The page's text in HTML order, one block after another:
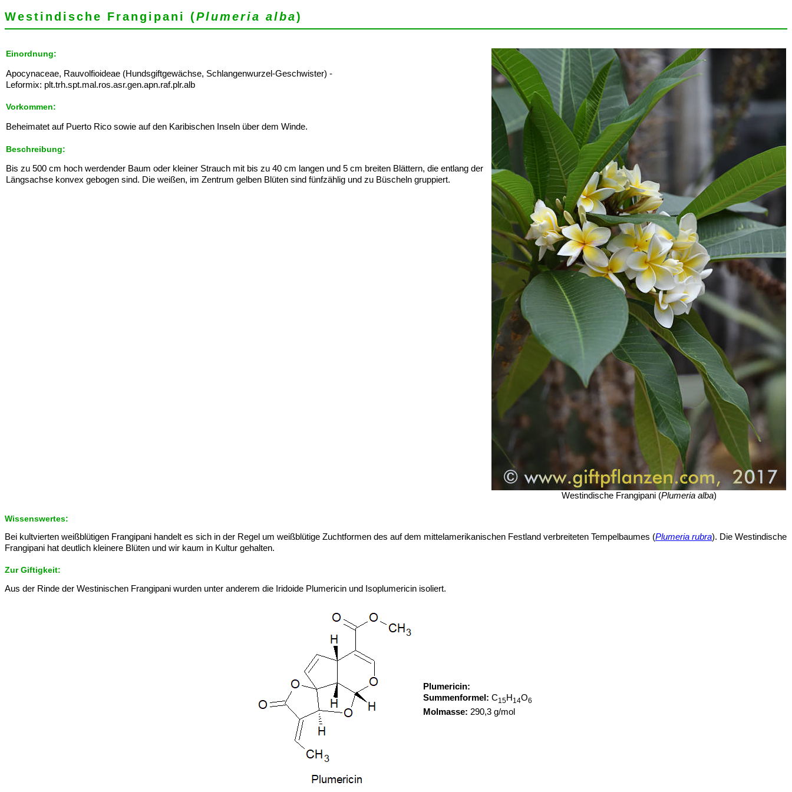
Westindische Frangipani (Plumeria alba)
Einordnung:
Apocynaceae, Rauvolfioideae (Hundsgiftgewächse, Schlangenwurzel-Geschwister) -
Leformix: plt.trh.spt.mal.ros.asr.gen.apn.raf.plr.alb
Vorkommen:
Beheimatet auf Puerto Rico sowie auf den Karibischen Inseln über dem Winde.
Beschreibung:
Bis zu 500 cm hoch werdender Baum oder kleiner Strauch mit bis zu 40 cm langen und 5 cm breiten Blättern, die entlang der
Längsachse konvex gebogen sind. Die weißen, im Zentrum gelben Blüten sind fünfzählig und zu Büscheln gruppiert.
Westindische Frangipani (Plumeria alba)
Wissenswertes:
Bei kultvierten weißblütigen Frangipani handelt es sich in der Regel um weißblütige Zuchtformen des auf dem mittelamerikanischen Festland verbreiteten Tempelbaumes (Plumeria rubra). Die Westindische
Frangipani hat deutlich kleinere Blüten und wir kaum in Kultur gehalten.
Zur Giftigkeit:
Aus der Rinde der Westinischen Frangipani wurden unter anderem die Iridoide Plumericin und Isoplumericin isoliert.
Plumericin:
Summenformel: C15H 14O6
Molmasse: 290,3 g/mol